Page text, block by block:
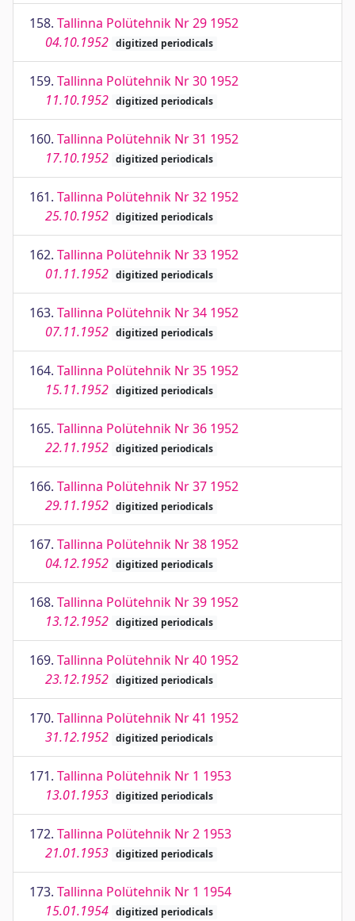
158. Tallinna Polütehnik Nr 29 1952
04.10.1952 digitized periodicals
159. Tallinna Polütehnik Nr 30 1952
11.10.1952 digitized periodicals
160. Tallinna Polütehnik Nr 31 1952
17.10.1952 digitized periodicals
161. Tallinna Polütehnik Nr 32 1952
25.10.1952 digitized periodicals
162. Tallinna Polütehnik Nr 33 1952
01.11.1952 digitized periodicals
163. Tallinna Polütehnik Nr 34 1952
07.11.1952 digitized periodicals
164. Tallinna Polütehnik Nr 35 1952
15.11.1952 digitized periodicals
165. Tallinna Polütehnik Nr 36 1952
22.11.1952 digitized periodicals
166. Tallinna Polütehnik Nr 37 1952
29.11.1952 digitized periodicals
167. Tallinna Polütehnik Nr 38 1952
04.12.1952 digitized periodicals
168. Tallinna Polütehnik Nr 39 1952
13.12.1952 digitized periodicals
169. Tallinna Polütehnik Nr 40 1952
23.12.1952 digitized periodicals
170. Tallinna Polütehnik Nr 41 1952
31.12.1952 digitized periodicals
171. Tallinna Polütehnik Nr 1 1953
13.01.1953 digitized periodicals
172. Tallinna Polütehnik Nr 2 1953
21.01.1953 digitized periodicals
173. Tallinna Polütehnik Nr 1 1954
15.01.1954 digitized periodicals